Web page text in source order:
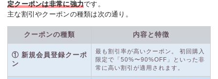
定クーポンは非常に強力です。
主な割引やクーポンの種類は次の通り。
クーポンの種類 内容と特徴
① 新規会員登録クーポ
ン
最も割引率が高いクーポン。 初回購入
限定で「50%〜90%OFF」といった非
常に高い割引が適用されます。